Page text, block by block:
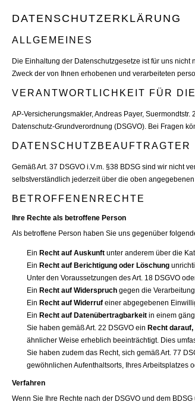
DATENSCHUTZERKLÄRUNG
ALLGEMEINES
Die Einhaltung der Datenschutzgesetze ist für uns
Zweck der von Ihnen erhobenen und verarbeiteten
VERANTWORTLICHKEIT FÜR
AP-Ver­sicherungs­makler, Andreas Payer,
Datenschutz-Grundverordnung (DSGVO). Bei Fragen
DATENSCHUTZBEAUFTRAGTER
Gemäß Art. 37 DSGVO i.V.m. §38 BDSG sind wir nicht
selbstverständlich jederzeit über die oben
BETROFFENENRECHTE
Ihre Rechte als betroffene Person
Als betroffene Person haben Sie uns gegenüber
Ein Recht auf Auskunft unter anderem über die
Ein Recht auf Berichtigung oder Löschung
Unter den Voraussetzungen des Art. 18 DSGVO
Ein Recht auf Widerspruch gegen die
Ein Recht auf Widerruf einer abgegebenen
Ein Recht auf Datenübertragbarkeit in einem
Sie haben gemäß Art. 22 DSGVO ein Recht
ähnlicher Weise erheblich beeinträchtigt. Dies
Sie haben zudem das Recht, sich gemäß Art. 77
gewöhnlichen Aufenthaltsorts, Ihres Arbeitsplatzes
Verfahren
Wenn Sie Ihre Rechte nach der DSGVO und dem